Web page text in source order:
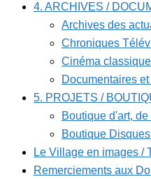
4. ARCHIVES /
Archives des
Chroniques
Cinéma
Documentaires
5. PROJETS /
Boutique d'art,
Boutique
Le Village en images /
Remerciements aux